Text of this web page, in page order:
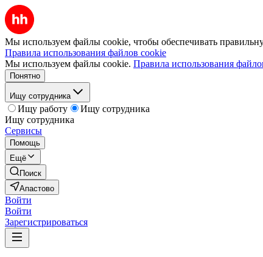
Мы используем файлы cookie, чтобы обеспечивать
Правила использования файлов cookie
Мы используем файлы cookie. Правила использования
Понятно
Ищу сотрудника
Ищу работу
Ищу сотрудника
Ищу сотрудника
Сервисы
Помощь
Ещё
Поиск
Апастово
Войти
Войти
Зарегистрироваться